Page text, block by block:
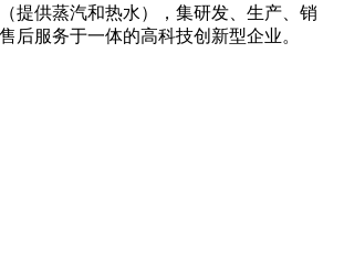
提供蒸汽和热水），集研发、生产、销
后服务于一体的高科技创新型企业。